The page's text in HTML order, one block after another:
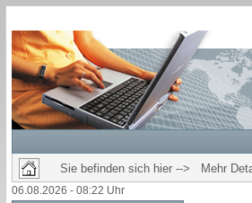
Sie befinden sich hier --> Mehr
06.08.2026 - 08:22 Uhr